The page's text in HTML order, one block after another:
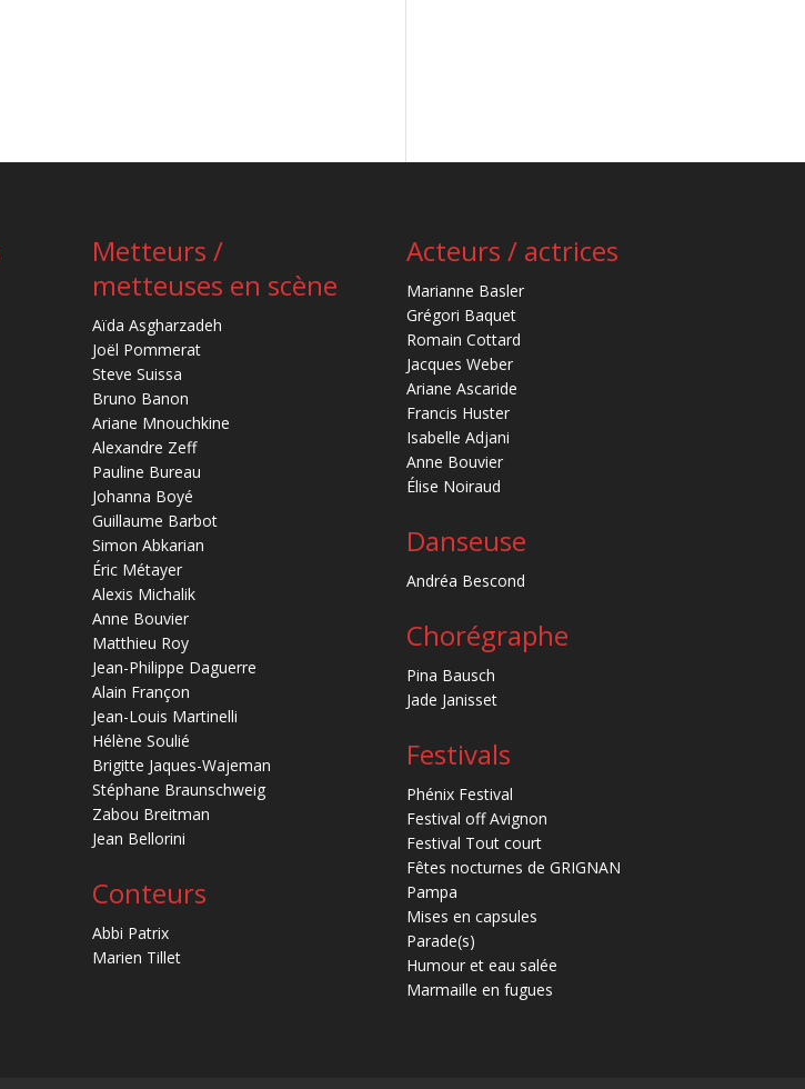
Metteurs /
metteuses en scène
Aïda Asgharzadeh
Joël Pommerat
Steve Suissa
Bruno Banon
Ariane Mnouchkine
Alexandre Zeff
Pauline Bureau
Johanna Boyé
Guillaume Barbot
Simon Abkarian
Éric Métayer
Alexis Michalik
Anne Bouvier
Matthieu Roy
Jean-Philippe Daguerre
Alain Françon
Jean-Louis Martinelli
Hélène Soulié
Brigitte Jaques-Wajeman
Stéphane Braunschweig
Zabou Breitman
Jean Bellorini
Conteurs
Abbi Patrix
Marien Tillet
Acteurs / actrices
Marianne Basler
Grégori Baquet
Romain Cottard
Jacques Weber
Ariane Ascaride
Francis Huster
Isabelle Adjani
Anne Bouvier
Élise Noiraud
Danseuse
Andréa Bescond
Chorégraphe
Pina Bausch
Jade Janisset
Festivals
Phénix Festival
Festival off Avignon
Festival Tout court
Fêtes nocturnes de GRIGNAN
Pampa
Mises en capsules
Parade(s)
Humour et eau salée
Marmaille en fugues